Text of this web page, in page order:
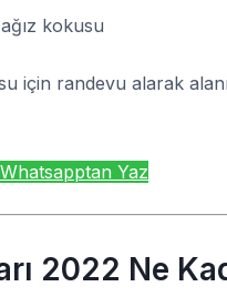
kokusu
için randevu alarak
Whatsapptan Yaz
2022 Ne